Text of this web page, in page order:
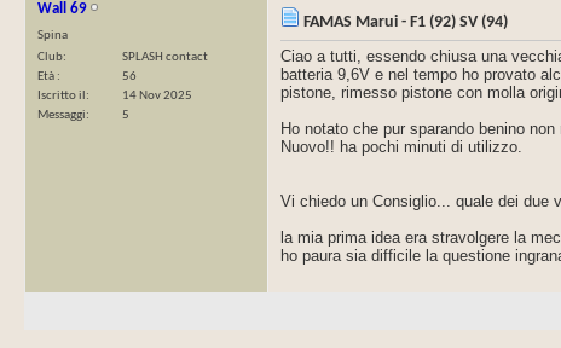
Wall 69
Spina
Club
SPLASH contact
Età
56
Iscritto il
14 Nov 2025
Messaggi
5
FAMAS Marui - F1 (92) SV (94)
Ciao a tutti, essendo chiusa una
batteria 9,6V e nel tempo ho provato
pistone, rimesso pistone con molla
Ho notato che pur sparando benino
Nuovo!! ha pochi minuti di utilizzo.
Vi chiedo un Consiglio... quale dei due
la mia prima idea era stravolgere la
ho paura sia difficile la questione